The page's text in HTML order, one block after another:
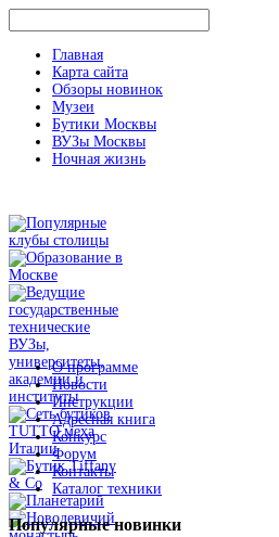
Главная
Карта сайта
Обзоры новинок
Музеи
Бутики Москвы
ВУЗы Москвы
Ночная жизнь
О программе
Новости
Инструкции
Адресная книга
Конкурс
Форум
Контакты
Каталог техники
Популярныеновинки